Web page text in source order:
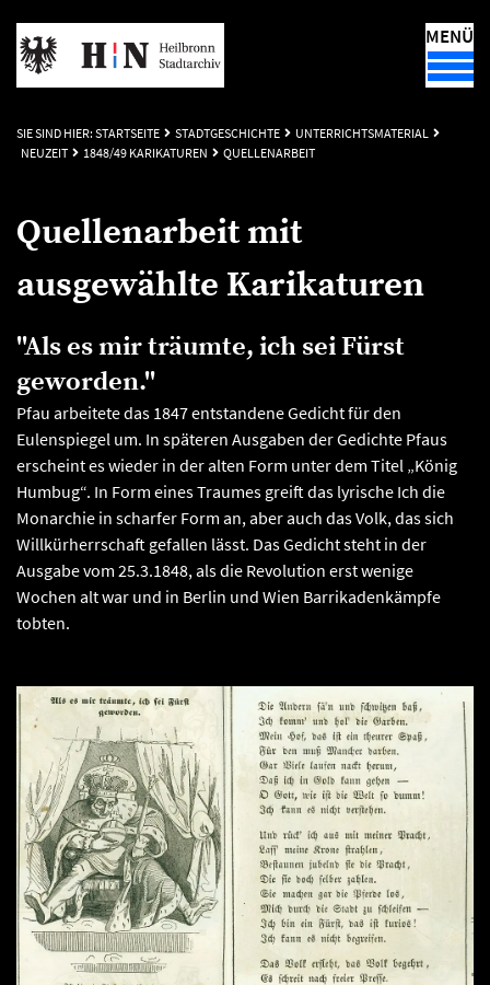
MENÜ
SIE SIND HIER: STARTSEITE STADTGESCHICHTE
UNTERRICHTSMATERIAL
NEUZEIT
1848/49 KARIKATUREN QUELLENARBEIT
Quellenarbeit mit
ausgewählte Karikaturen
"Als es mir träumte, ich sei Fürst
geworden."
Pfau arbeitete das 1847 entstandene Gedicht für den
Eulenspiegel um. In späteren Ausgaben der Gedichte Pfaus
erscheint es wieder in der alten Form unter dem Titel „König
Humbug“. In Form eines Traumes greift das lyrische Ich die
Monarchie in scharfer Form an, aber auch das Volk, das sich
Willkürherrschaft gefallen lässt. Das Gedicht steht in der
Ausgabe vom 25.3.1848, als die Revolution erst wenige
Wochen alt war und in Berlin und Wien Barrikadenkämpfe
tobten.